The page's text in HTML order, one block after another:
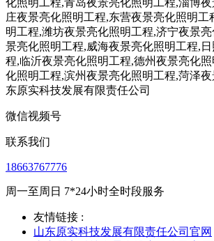
微信视频号
联系我们
18663767776
周一至周日 7*24小时全时段服务
友情链接 :
山东原实科技发展有限责任公司官网